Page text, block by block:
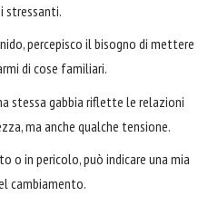
stressanti.
percepisco il bisogno di mettere
di cose familiari.
stessa gabbia riflette le relazioni
ma anche qualche tensione.
o in pericolo, può indicare una mia
cambiamento.